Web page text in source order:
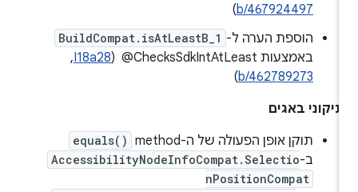
b/467924497
)
הוספת הערה ל- BuildCompat.isAtLeastB_1
באמצעות ‎ @ChecksSdkIntAtLeast ( I18a28
, ‏
b/462789273
)
באגים
תוקן אופן הפעולה של ה-method‏
equals()
AccessibilityNodeInfoCompat.Selectio
nPositionCompat